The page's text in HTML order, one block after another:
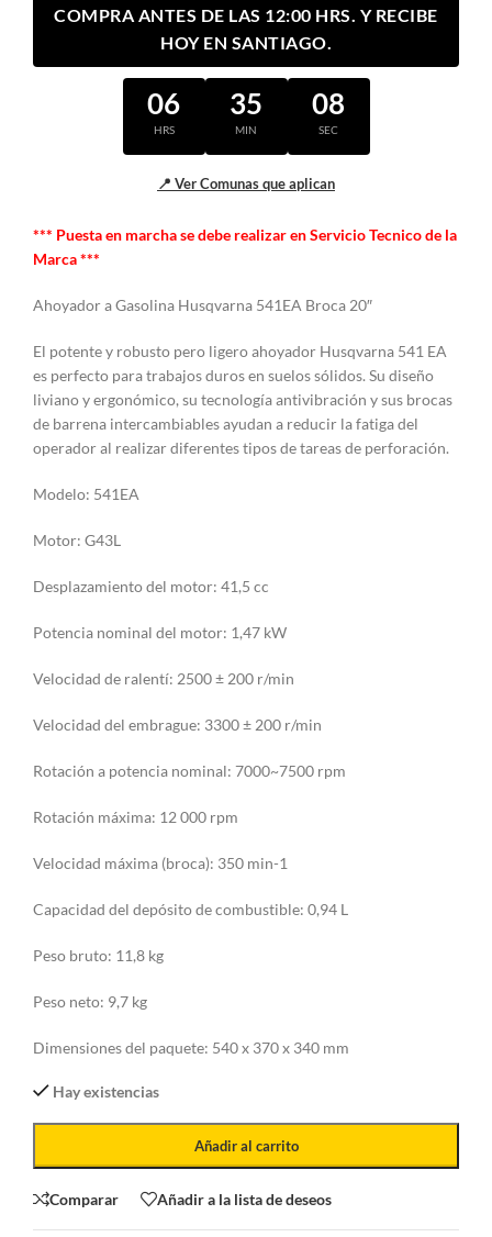
COMPRA ANTES DE LAS 12:00 HRS. Y RECIBE
HOY EN SANTIAGO.
06
HRS
35
MIN
07
SEC
📍 Ver Comunas que aplican
*** Puesta en marcha se debe realizar en Servicio Tecnico de la
Marca ***
Ahoyador a Gasolina Husqvarna 541EA Broca 20″
El potente y robusto pero ligero ahoyador Husqvarna 541 EA
es perfecto para trabajos duros en suelos sólidos. Su diseño
liviano y ergonómico, su tecnología antivibración y sus brocas
de barrena intercambiables ayudan a reducir la fatiga del
operador al realizar diferentes tipos de tareas de perforación.
Modelo: 541EA
Motor: G43L
Desplazamiento del motor: 41,5 cc
Potencia nominal del motor: 1,47 kW
Velocidad de ralentí: 2500 ± 200 r/min
Velocidad del embrague: 3300 ± 200 r/min
Rotación a potencia nominal: 7000~7500 rpm
Rotación máxima: 12 000 rpm
Velocidad máxima (broca): 350 min-1
Capacidad del depósito de combustible: 0,94 L
Peso bruto: 11,8 kg
Peso neto: 9,7 kg
Dimensiones del paquete: 540 x 370 x 340 mm
Hay existencias
Añadir al carrito
Comparar Añadir a la lista de deseos